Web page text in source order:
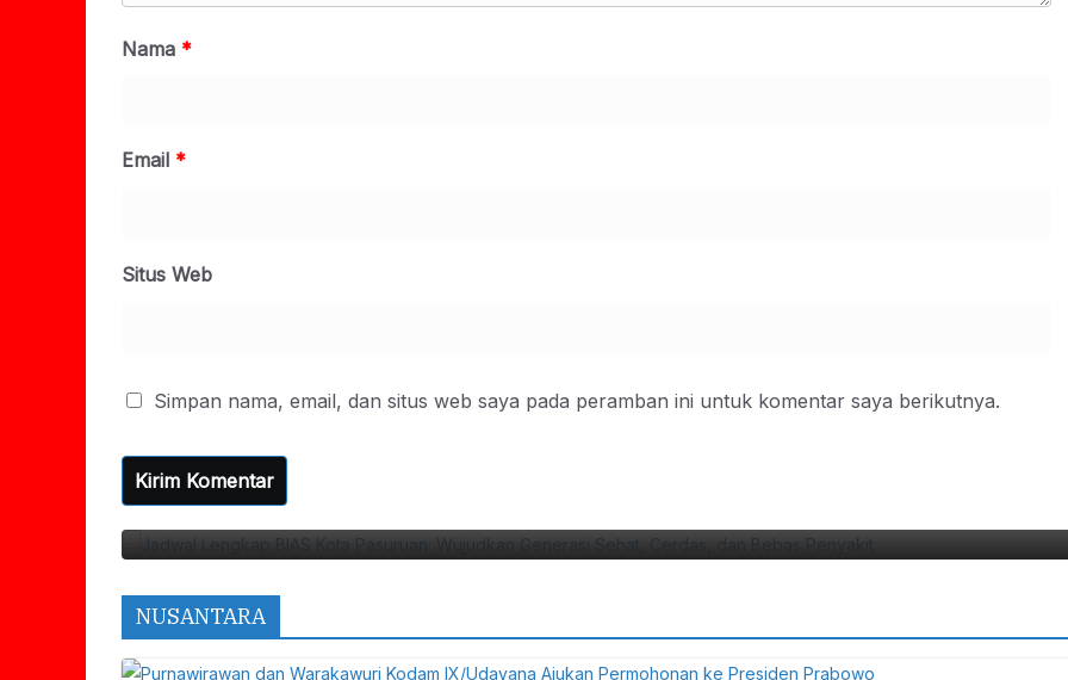
Nama *
Email *
Situs Web
Simpan nama, email, dan situs web saya pada peramban ini untuk komentar saya berikutnya.
NUSANTARA